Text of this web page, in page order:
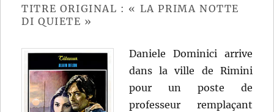
TITRE ORIGINAL : « LA PRIMA NOTTE
DI QUIETE »
Daniele Dominici arrive
dans la ville de Rimini
pour un poste de
professeur remplaçant